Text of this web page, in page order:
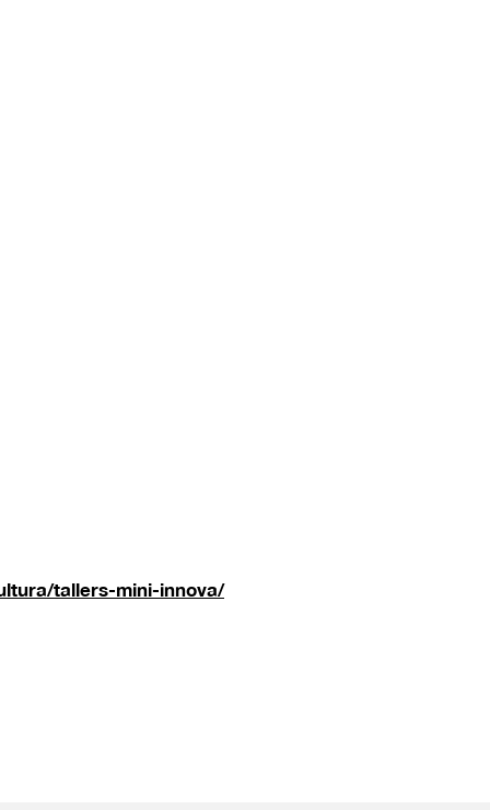
tallers-mini-innova/